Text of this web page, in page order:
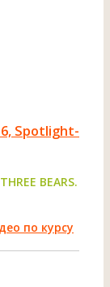
Spotlight-
BEARS.
по курсу